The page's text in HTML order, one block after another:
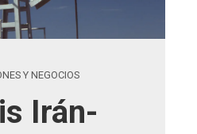
Y NEGOCIOS
Irán-